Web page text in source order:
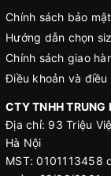
Chính sách bảo mật
Hướng dẫn chọn
Chính sách giao
Điều khoản và điều
CTY TNHH TRUNG
Địa chỉ: 93 Triệu
Hà Nội
MST: 0101113458